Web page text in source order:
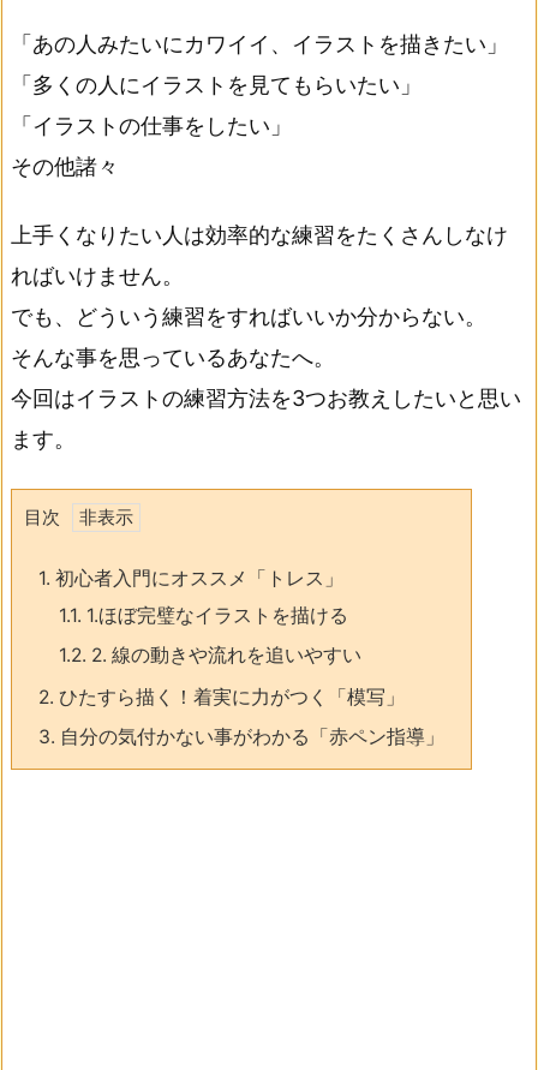
「あの人みたいにカワイイ、イラストを描きたい」
「多くの人にイラストを見てもらいたい」
「イラストの仕事をしたい」
その他諸々
上手くなりたい人は効率的な練習をたくさんしなけ
ればいけません。
でも、どういう練習をすればいいか分からない。
そんな事を思っているあなたへ。
今回はイラストの練習方法を3つお教えしたいと思い
ます。
目次
1. 初心者入門にオススメ「トレス」
1.1. 1.ほぼ完璧なイラストを描ける
1.2. 2. 線の動きや流れを追いやすい
2. ひたすら描く！着実に力がつく「模写」
3. 自分の気付かない事がわかる「赤ペン指導」